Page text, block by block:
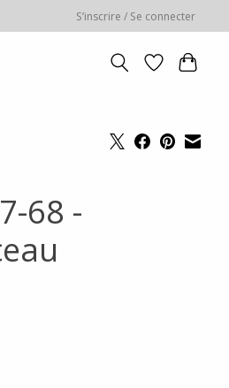
S’inscrire / Se connecter
68 -